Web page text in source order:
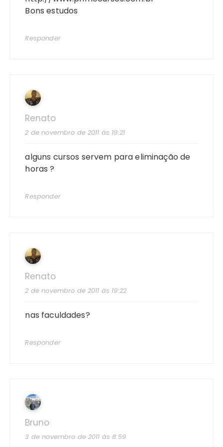
Bons estudos
Responder
Renato
2 de novembro de 2011 às 19:21
alguns cursos servem para eliminação de
horas ?
Responder
Renato
2 de novembro de 2011 às 19:22
nas faculdades?
Responder
Bruno
3 de novembro de 2011 às 8:59